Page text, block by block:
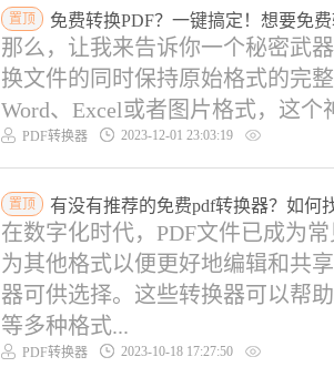
置顶 免费转换PDF？一键搞定！想要免
那么，让我来告诉你一个秘密武
换文件的同时保持原始格式的完
Word、Excel或者图片格式，这个
PDF转换器 2023-12-01 23:03:19
置顶 有没有推荐的免费pdf转换器？如何
在数字化时代，PDF文件已成为
为其他格式以便更好地编辑和共
器可供选择。这些转换器可以帮
等多种格式...
PDF转换器 2023-10-18 17:27:50